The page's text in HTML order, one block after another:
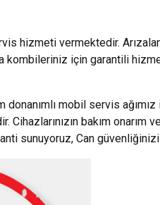
hizmeti vermektedir.
kombileriniz için garantili
donanımlı mobil servis
bakım
sunuyoruz, Can